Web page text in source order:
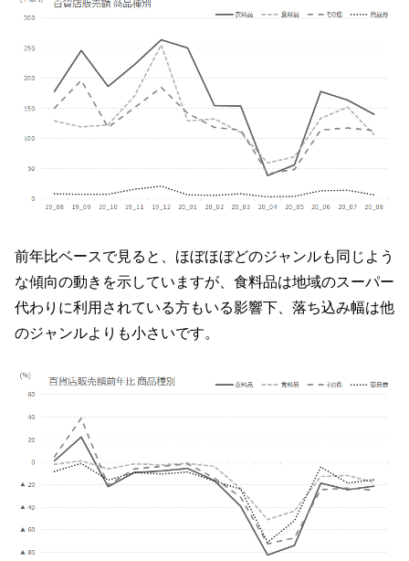
前年比ベースで見ると、ほぼほぼどのジャンルも同じよう
な傾向の動きを示していますが、食料品は地域のスーパー
代わりに利用されている方もいる影響下、落ち込み幅は他
のジャンルよりも小さいです。